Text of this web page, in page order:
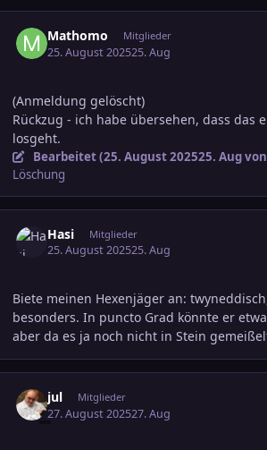
Mathomo Mitglieder
25. August 202525. Aug
(Anmeldung gelöscht)
Rückzug - ich habe übersehen, dass das
losgeht.
Bearbeitet (25. August 202525. Aug
Löschung
Hasi Mitglieder
25. August 202525. Aug
Biete meinen Hexenjäger an:
besonders. In puncto Grad könnte er
aber da es ja noch nicht in Stein
jul Mitglieder
27. August 202527. Aug